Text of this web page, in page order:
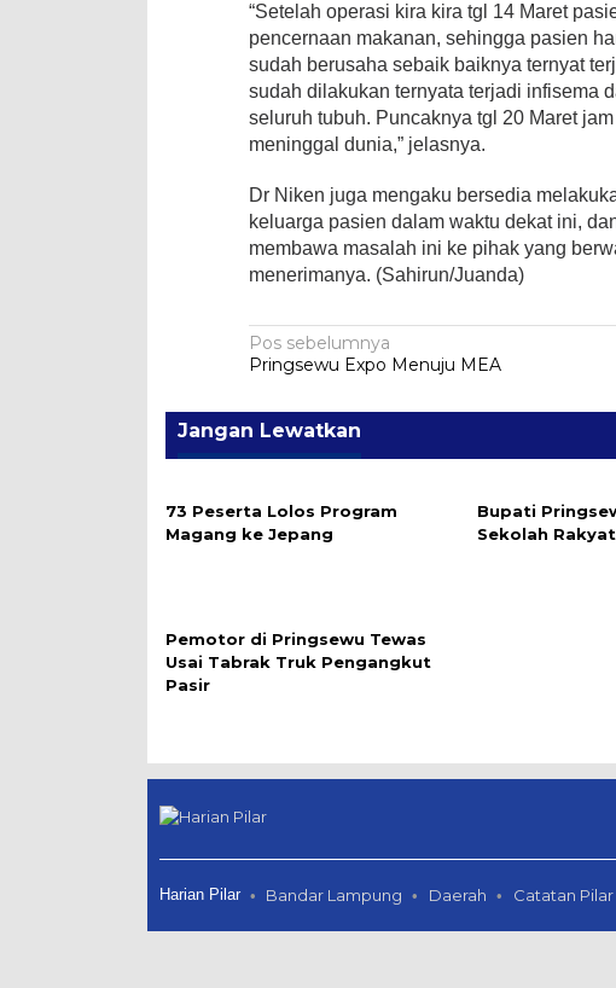
“Setelah operasi kira kira tgl 14 Maret
pencernaan makanan, sehingga pasien
sudah berusaha sebaik baiknya ternyat
sudah dilakukan ternyata terjadi infisema
seluruh tubuh. Puncaknya tgl 20 Maret
meninggal dunia,” jelasnya.
Dr Niken juga mengaku bersedia
keluarga pasien dalam waktu dekat ini,
membawa masalah ini ke pihak yang
menerimanya. (Sahirun/Juanda)
Navigasi
pos
Pos sebelumnya
Pringsewu Expo Menuju MEA
Jangan Lewatkan
73 Peserta Lolos Program
Magang ke Jepang
Bupati
Sekolah Rakyat
Pemotor di Pringsewu Tewas
Usai Tabrak Truk Pengangkut
Pasir
Harian Pilar Bandar Lampung Daerah Catatan Pilar